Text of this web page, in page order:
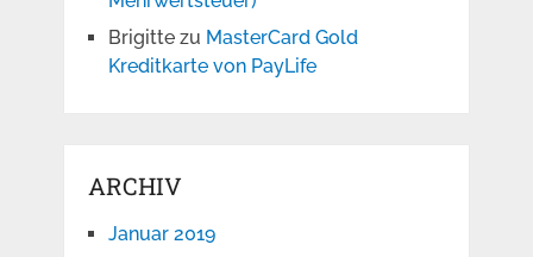
Brigittezu MasterCard Gold
Kreditkarte von PayLife
ARCHIV
Januar 2019